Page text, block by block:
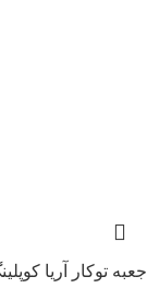
جعبه توکار آریا